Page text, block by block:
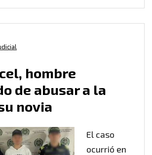
hombre
de abusar a la
novia
El caso
ocurrió en